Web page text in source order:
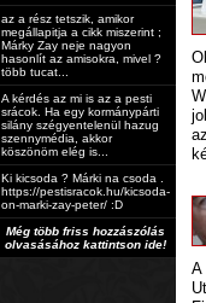
az a rész tetszik, amikor
megállapitja a cikk miszerint ;
Márky Zay neje nagyon
hasonlít az amisokra, mivel ?
több tucat...
A kérdés az mi is az a pesti
srácok. Ha egy kormánypárti
silány szégyentelenül hazug
szennymédia, akkor
köszönöm elég is...
Ki kicsoda ? Márki na csoda .
https://pestisracok.hu/kicsoda-
on-marki-zay-peter/ :D
Még több friss hozzászólás
olvasásához kattintson ide!
A